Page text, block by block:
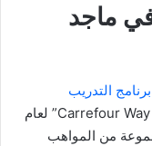
ماجد
برنامج التدريب
“Carrefour Way – Egypt Summer Internship Program” لعام
من المواهب